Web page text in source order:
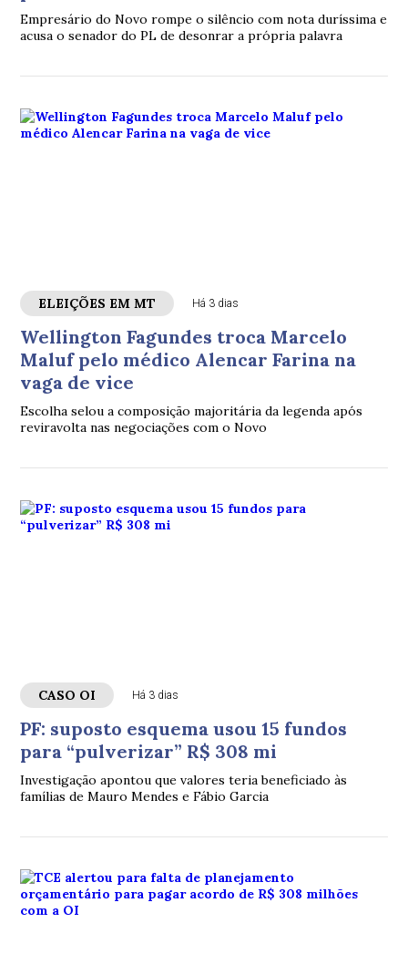
Empresário do Novo rompe o silêncio com nota duríssima e
acusa o senador do PL de desonrar a própria palavra
ELEIÇÕES EM MT Há 3 dias
Wellington Fagundes troca Marcelo
Maluf pelo médico Alencar Farina na
vaga de vice
Escolha selou a composição majoritária da legenda após
reviravolta nas negociações com o Novo
CASO OI Há 3 dias
PF: suposto esquema usou 15 fundos
para “pulverizar” R$ 308 mi
Investigação apontou que valores teria beneficiado às
famílias de Mauro Mendes e Fábio Garcia